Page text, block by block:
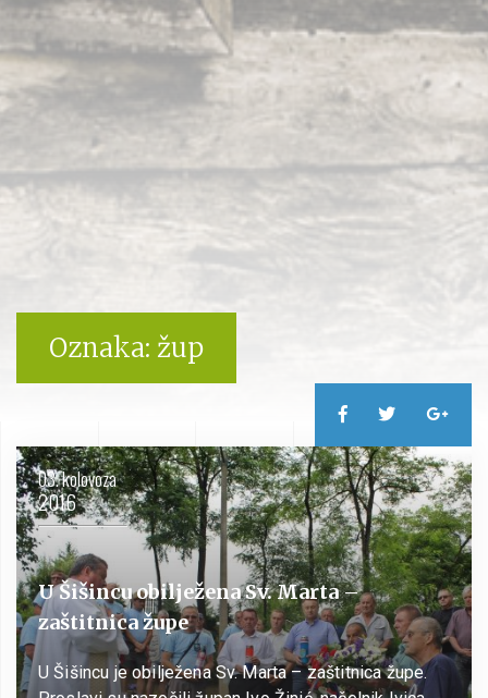
Oznaka: žup
03. kolovoza
2016
U Šišincu obilježena Sv. Marta –
zaštitnica župe
U Šišincu je obilježena Sv. Marta – zaštitnica župe.